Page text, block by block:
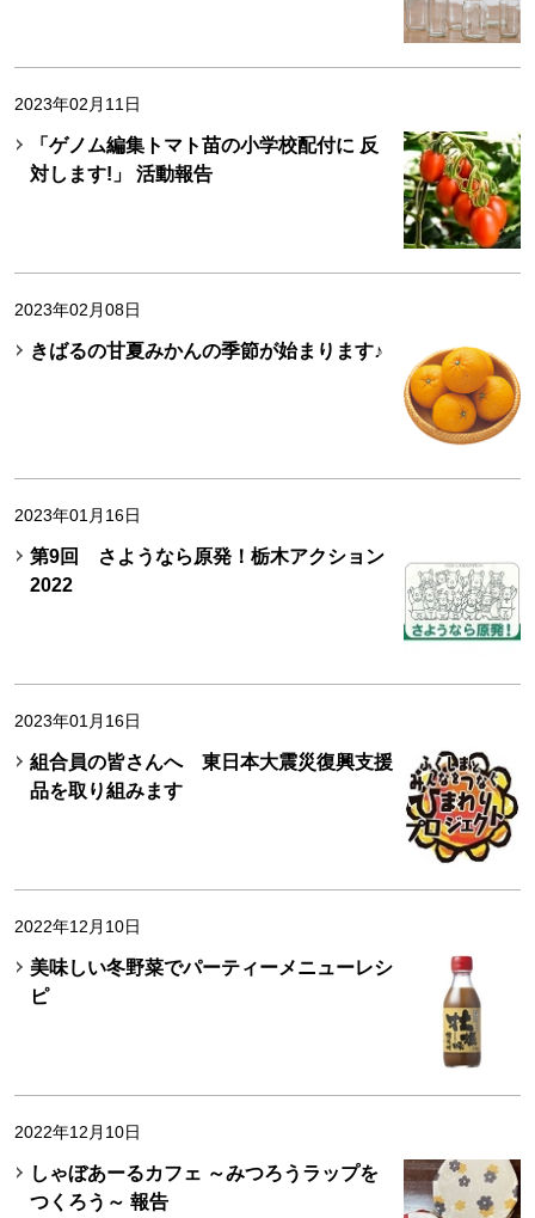
2023年02月11日
「ゲノム編集トマト苗の小学校配付に 反
対します!」 活動報告
2023年02月08日
きばるの甘夏みかんの季節が始まります♪
2023年01月16日
第9回 さようなら原発！栃木アクション
2022
2023年01月16日
組合員の皆さんへ 東日本大震災復興支援
品を取り組みます
2022年12月10日
美味しい冬野菜でパーティーメニューレシ
ピ
2022年12月10日
しゃぼあーるカフェ ～みつろうラップを
つくろう～ 報告